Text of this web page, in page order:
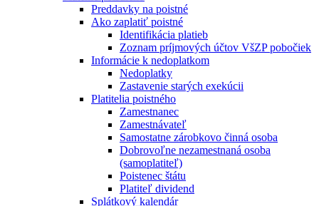
Preddavky na poistné
Ako zaplatiť poistné
Identifikácia platieb
Zoznam príjmových účtov VšZP pobočiek
Informácie k nedoplatkom
Nedoplatky
Zastavenie starých exekúcii
Platitelia poistného
Zamestnanec
Zamestnávateľ
Samostatne zárobkovo činná osoba
Dobrovoľne nezamestnaná osoba
(samoplatiteľ)
Poistenec štátu
Platiteľ dividend
Splátkový kalendár